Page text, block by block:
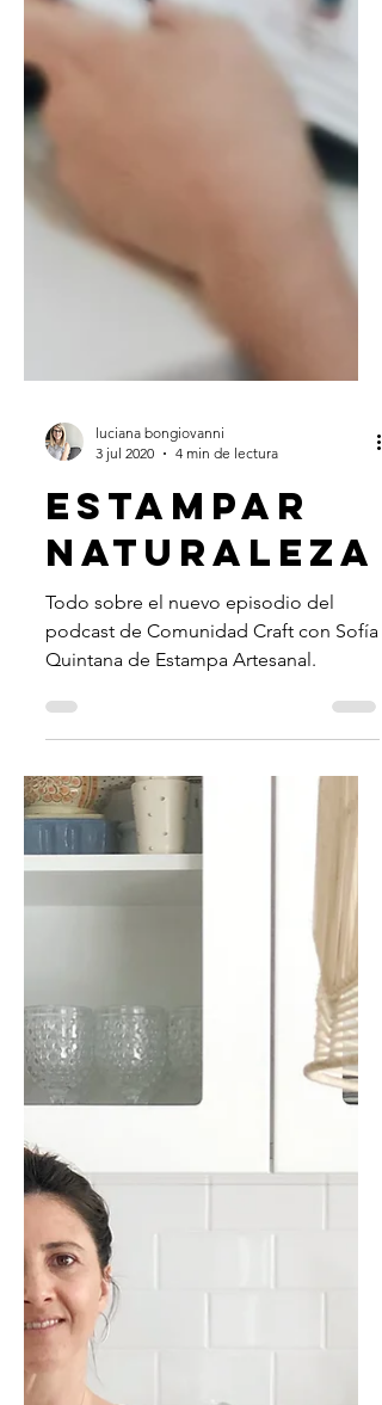
luciana bongiovanni
3 jul 2020
4 min de lectura
ESTAMPAR
NATURALEZA
Todo sobre el nuevo episodio del
podcast de Comunidad Craft con Sofía
Quintana de Estampa Artesanal.